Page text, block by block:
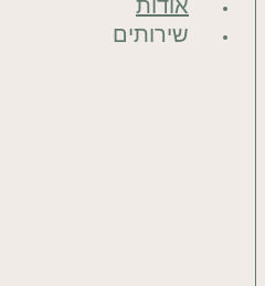
אודות
שירותים